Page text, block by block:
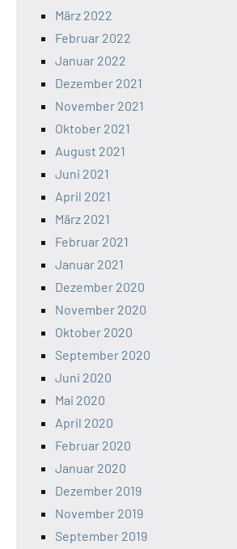
März 2022
Februar 2022
Januar 2022
Dezember 2021
November 2021
Oktober 2021
August 2021
Juni 2021
April 2021
März 2021
Februar 2021
Januar 2021
Dezember 2020
November 2020
Oktober 2020
September 2020
Juni 2020
Mai 2020
April 2020
Februar 2020
Januar 2020
Dezember 2019
November 2019
September 2019